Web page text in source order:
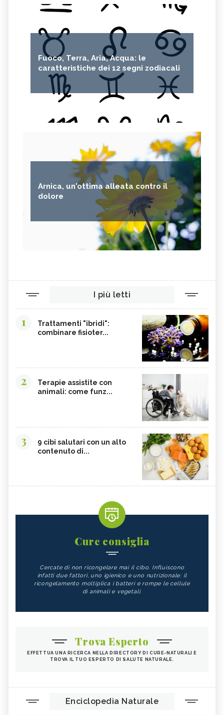
Fuoco, Terra, Aria, Acqua: le
caratteristiche dei 12 segni zodiacali
Arnica, un'ottima alleata contro il
dolore
I più letti
1
Trattamenti "ibridi":
combinare fisioter...
2
Terapie assistite con
animali: come funz...
3
9 cibi salutari con un alto
contenuto di...
Cure consiglia
Cercate di non ricongelare mai il cibo. Influiscono
infatti due fattori, uno igienico e uno nutrizionale: il
ricongelamento moltiplica i batteri e rompe le cellule
di animali e vegetali.
Trova Esperto
EFFETTUA UNA RICERCA NELLA DIRECTORY DI CURE-NATURALI E
TROVA IL TUO ESPERTO DI SALUTE NATURALE.
Enciclopedia Naturale